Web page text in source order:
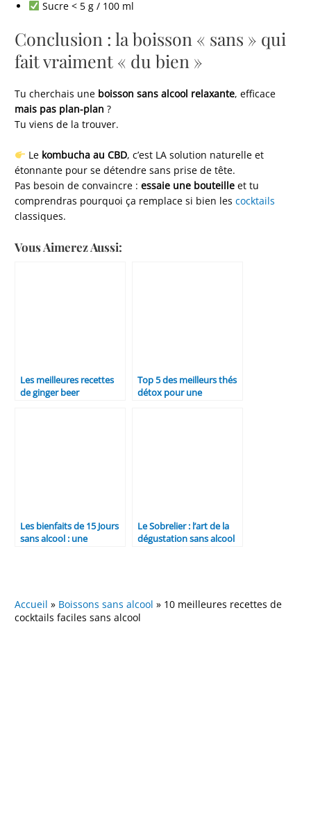
Sucre < 5 g / 100 ml
Conclusion : la boisson « sans » qui
fait vraiment « du bien »
Tu cherchais une boisson sans alcool relaxante, efficace
mais pas plan-plan ?
Tu viens de la trouver.
Le kombucha au CBD, c’est LA solution naturelle et
étonnante pour se détendre sans prise de tête.
Pas besoin de convaincre :essaie une bouteille et tu
comprendras pourquoi ça remplace si bien lescocktails
classiques.
Vous Aimerez Aussi:
Les meilleures recettes
de ginger beer
Top 5 des meilleurs thés
détox pour une
Les bienfaits de 15 Jours
sans alcool : une
Le Sobrelier : l’art de la
dégustation sans alcool
Accueil » Boissons sans alcool » 10 meilleures recettes de
cocktails faciles sans alcool